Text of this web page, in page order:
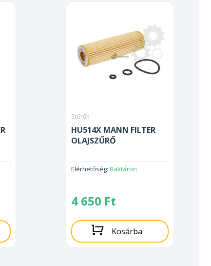
Szűrők
HU514X MANN FILTER
OLAJSZŰRŐ
Elérhetőség: Raktáron
4 650 Ft
Kosárba